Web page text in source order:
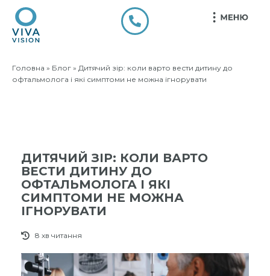
Головна » Блог » Дитячий зір: коли варто вести дитину до
офтальмолога і які симптоми не можна ігнорувати
ДИТЯЧИЙ ЗІР: КОЛИ ВАРТО
ВЕСТИ ДИТИНУ ДО
ОФТАЛЬМОЛОГА І ЯКІ
СИМПТОМИ НЕ МОЖНА
ІГНОРУВАТИ
8 хв читання